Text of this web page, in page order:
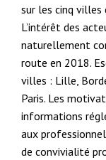
sur les cinq
L’intérêt des
naturellement
route en 2018.
villes : Lille,
Paris. Les
informations
aux
de convivialité